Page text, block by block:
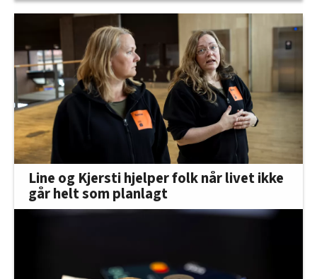
Line og Kjersti hjelper folk når livet ikke
går helt som planlagt